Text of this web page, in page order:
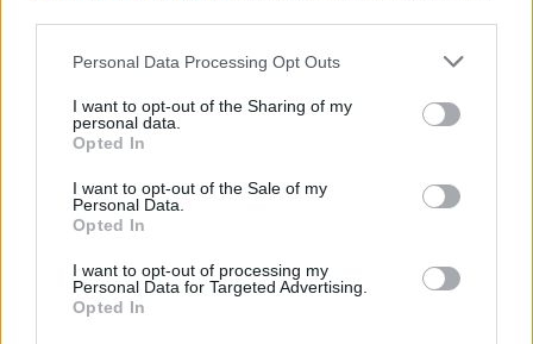
Please note that this website/app uses one or more Google
not limited to your visit or usage behaviour. You may click to
grant or deny consent to Google and its third-party tags to
use your data for below specified purposes in below Google
consent section.
Personal Data Processing Opt Outs
I want to opt-out of the Sharing of my
personal data.
Opted In
I want to opt-out of the Sale of my
Personal Data.
Opted In
I want to opt-out of processing my
Personal Data for Targeted Advertising.
Opted In
Nem kerülgetted a konfliktusokat, belementél
sokszor látszólag fölöslegesen is. Begyűjtöttél jó pár
anti-funt. De nekik is tudniuk kell, hogy te
mindenkiben tisztelted a tehetséget, akkor is, ha
amúgy nem kedvelted őket. A középszert nem
díjaztad, de örültél, és elismerted, ha valaki értékes
dolgot hozott létre, szeretettel fogadtad a színre lépő
tehetségeket. Egy Fliegauf szintű művész
felbukkanása miatt boldogságot éreztél, úgy
gondoltad, szeretett szakmád lett gazdagabb általa.